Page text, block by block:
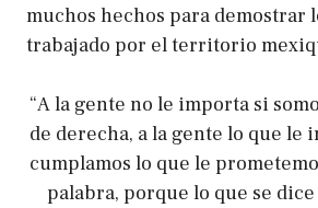
muchos hechos para demostrar
trabajado por el territorio
“A la gente no le importa si
de derecha, a la gente lo que le
cumplamos lo que le
palabra, porque lo que se dice